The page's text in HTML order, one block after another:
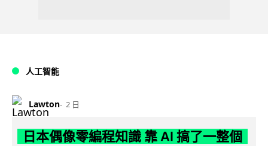
人工智能
Lawton 2 日
日本偶像零編程知識 靠 AI 搞了一整個